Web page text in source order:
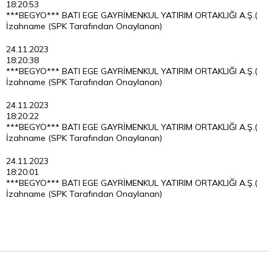
18:20:53
***BEGYO*** BATI EGE GAYRİMENKUL YATIRIM ORTAKLIĞI A.Ş.(
İzahname (SPK Tarafından Onaylanan)
24.11.2023
18:20:38
***BEGYO*** BATI EGE GAYRİMENKUL YATIRIM ORTAKLIĞI A.Ş.(
İzahname (SPK Tarafından Onaylanan)
24.11.2023
18:20:22
***BEGYO*** BATI EGE GAYRİMENKUL YATIRIM ORTAKLIĞI A.Ş.(
İzahname (SPK Tarafından Onaylanan)
24.11.2023
18:20:01
***BEGYO*** BATI EGE GAYRİMENKUL YATIRIM ORTAKLIĞI A.Ş.(
İzahname (SPK Tarafından Onaylanan)